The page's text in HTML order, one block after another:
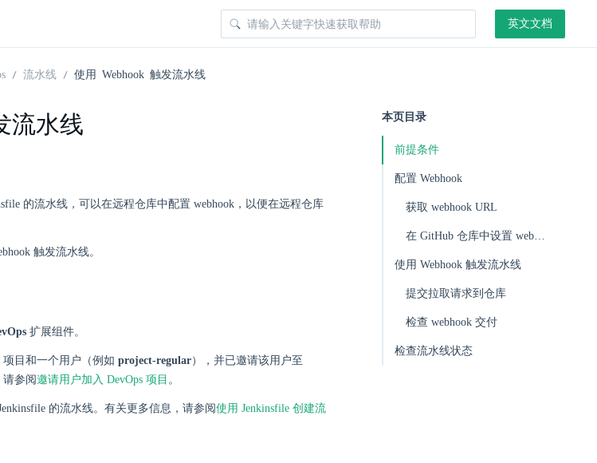
英文文档
流水线 使用 Webhook 触发流水线
流水线
的流水线，可以在远程仓库中配置 webhook，以便在远程仓库
触发流水线。
扩展组件。
项目和一个用户（例如 project-regular），并已邀请该用户至
参阅邀请用户加入 DevOps 项目 。
的流水线。有关更多信息，请参阅使用 Jenkinsfile 创建流
本页目录
前提条件
配置 Webhook
获取 webhook URL
在 GitHub 仓库中设置 webhook
使用 Webhook 触发流水线
提交拉取请求到仓库
检查 webhook 交付
检查流水线状态